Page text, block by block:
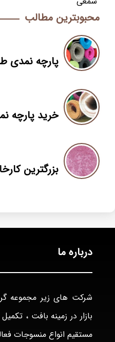
محبوبترین مطالب
خرید پارچه
بزرگترین
درباره ما
شرکت های زیر مجموعه
بازار در زمینه بافت ،
مستقیم انواع منسوجات